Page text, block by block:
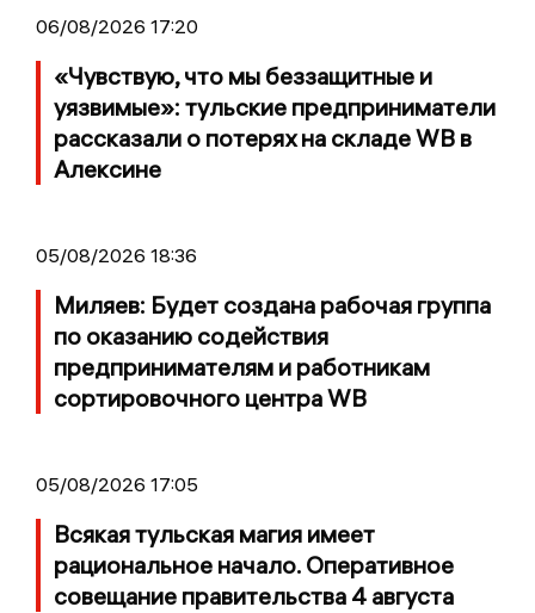
06/08/2026 17:20
«Чувствую, что мы беззащитные и
уязвимые»: тульские предприниматели
рассказали о потерях на складе WB в
Алексине
05/08/2026 18:36
Миляев: Будет создана рабочая группа
по оказанию содействия
предпринимателям и работникам
сортировочного центра WB
05/08/2026 17:05
Всякая тульская магия имеет
рациональное начало. Оперативное
совещание правительства 4 августа